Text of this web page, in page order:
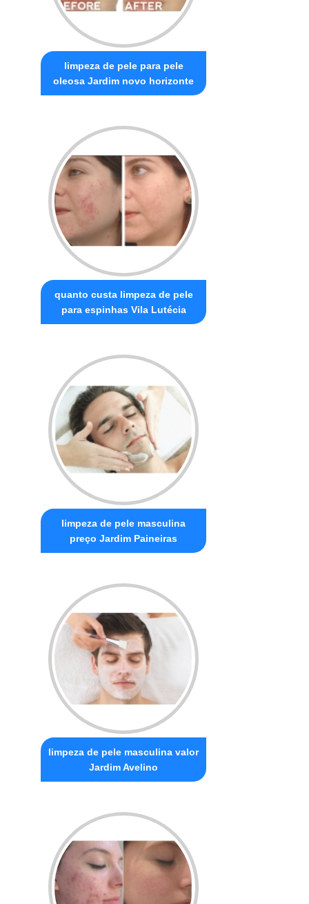
limpeza de pele para pele
oleosa Jardim novo horizonte
quanto custa limpeza de pele
para espinhas Vila Lutécia
limpeza de pele masculina
preço Jardim Paineiras
limpeza de pele masculina valor
Jardim Avelino